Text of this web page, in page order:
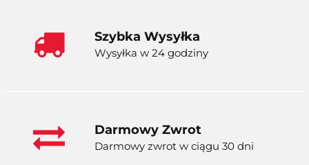
Szybka Wysyłka
Wysyłka w 24 godziny
Darmowy Zwrot
Darmowy zwrot w ciągu 30 dni